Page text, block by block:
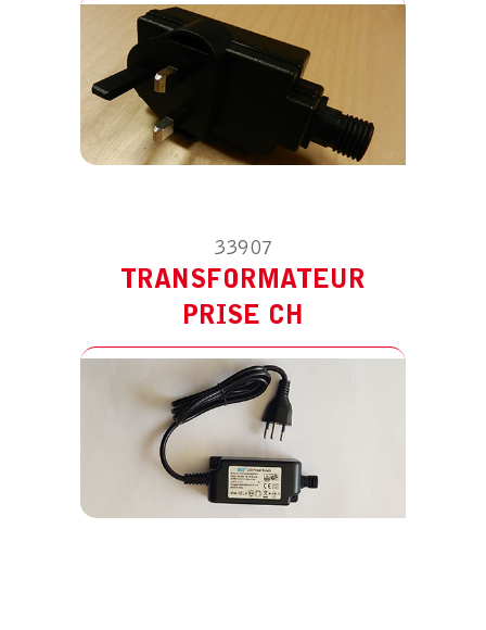
33907
TRANSFORMATEUR
PRISE CH